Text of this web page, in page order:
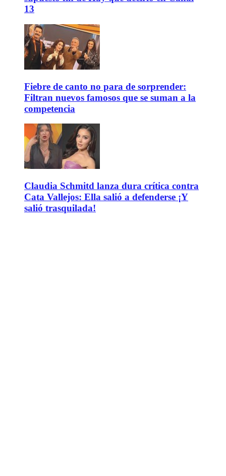
13
Fiebre de canto no para de sorprender:
Filtran nuevos famosos que se suman a la
competencia
Claudia Schmitd lanza dura crítica contra
Cata Vallejos: Ella salió a defenderse ¡Y
salió trasquilada!